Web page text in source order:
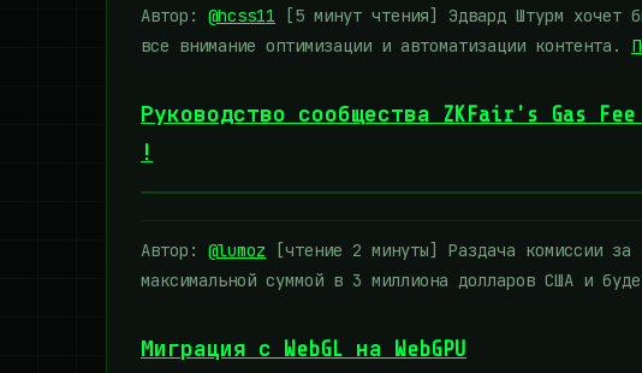
Автор: @hcss11 [5 минут чтения] Эдвард Штурм хочет
все внимание оптимизации и автоматизации контента.
Руководство сообщества ZKFair's Gas
!
Автор: @lumoz [чтение 2 минуты] Раздача комиссии
максимальной суммой в 3 миллиона долларов США и
Миграция с WebGL на WebGPU